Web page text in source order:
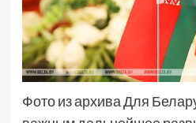
Фото из архива Для